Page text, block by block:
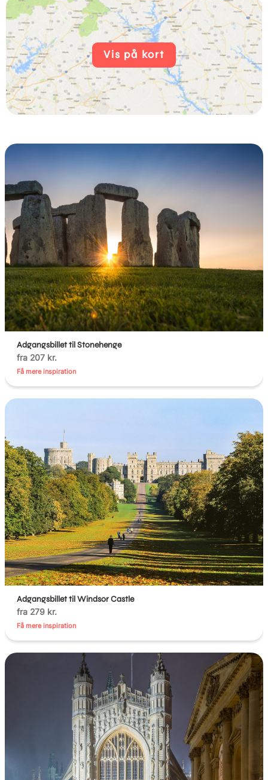
Vis på kort
Adgangsbillet til Stonehenge
fra 207 kr.
Få mere inspiration
Adgangsbillet til Windsor Castle
fra 279 kr.
Få mere inspiration